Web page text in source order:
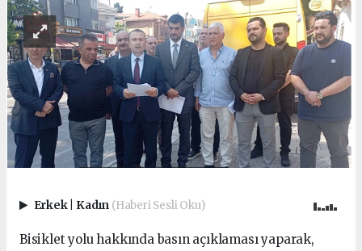
Erkek Kadın (Haberi Sesli Oku)
Bisiklet yolu hakkında basın açıklaması yaparak,